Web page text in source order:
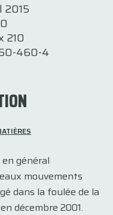
2015
210
460-4
général
mouvements
dans la foulée de la
décembre 2001.